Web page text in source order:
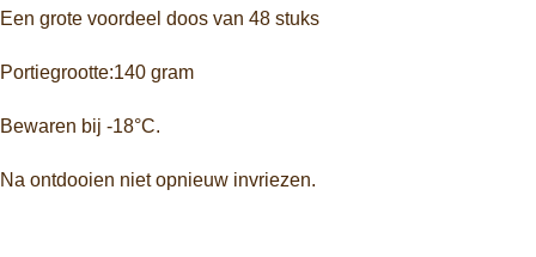
Een grote voordeel doos van 48 stuks
Portiegrootte:140 gram
Bewaren bij -18°C.
Na ontdooien niet opnieuw invriezen.